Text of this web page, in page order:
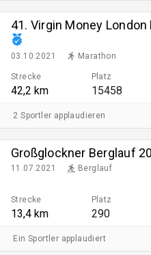
41. Virgin Money London
03.10.2021 Marathon
Strecke
42,2 km
Platz
15458
2 Sportler applaudieren
Großglockner Berglauf
11.07.2021 Berglauf
Strecke
13,4 km
Platz
290
Ein Sportler applaudiert